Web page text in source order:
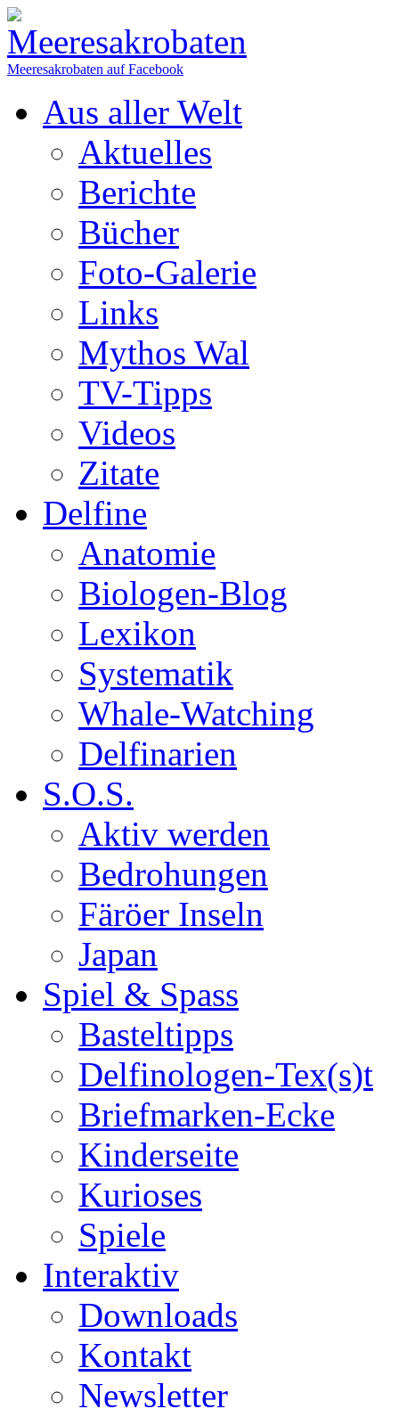
Meeresakrobaten auf Facebook
Aus aller Welt
Aktuelles
Berichte
Bücher
Foto-Galerie
Links
Mythos Wal
TV-Tipps
Videos
Zitate
Delfine
Anatomie
Biologen-Blog
Lexikon
Systematik
Whale-Watching
Delfinarien
S.O.S.
Aktiv werden
Bedrohungen
Färöer Inseln
Japan
Spiel & Spass
Basteltipps
Delfinologen-Tex(s)t
Briefmarken-Ecke
Kinderseite
Kurioses
Spiele
Interaktiv
Downloads
Kontakt
Newsletter